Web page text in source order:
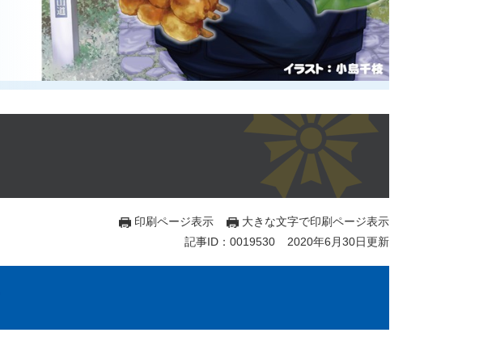
印刷ページ表示
大きな文字で印刷ページ表示
記事ID：0019530
2020年6月30日更新